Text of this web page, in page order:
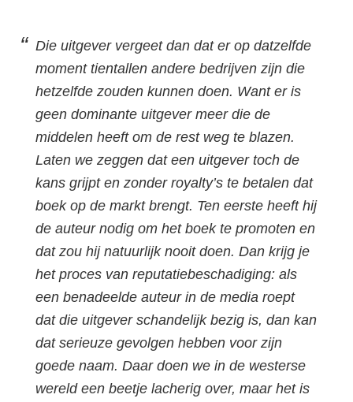
Die uitgever vergeet dan dat er op datzelfde
moment tientallen andere bedrijven zijn die
hetzelfde zouden kunnen doen. Want er is
geen dominante uitgever meer die de
middelen heeft om de rest weg te blazen.
Laten we zeggen dat een uitgever toch de
kans grijpt en zonder royalty’s te betalen dat
boek op de markt brengt. Ten eerste heeft hij
de auteur nodig om het boek te promoten en
dat zou hij natuurlijk nooit doen. Dan krijg je
het proces van reputatiebeschadiging: als
een benadeelde auteur in de media roept
dat die uitgever schandelijk bezig is, dan kan
dat serieuze gevolgen hebben voor zijn
goede naam. Daar doen we in de westerse
wereld een beetje lacherig over, maar het is